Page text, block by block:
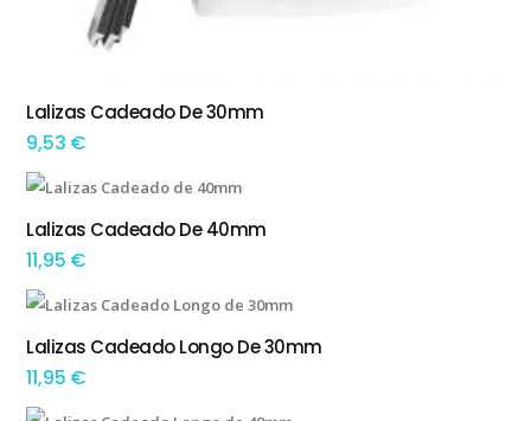
ADICIONAR
Lalizas Cadeado De 30mm
9,53 €
ADICIONAR
Lalizas Cadeado De 40mm
11,95 €
ADICIONAR
Lalizas Cadeado Longo De 30mm
11,95 €